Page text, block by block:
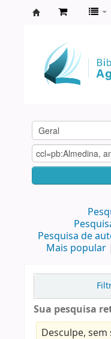
Agamenon
Magalhães
Pesquisa de
Mais popular
Sua pesquisa
Desculpe,